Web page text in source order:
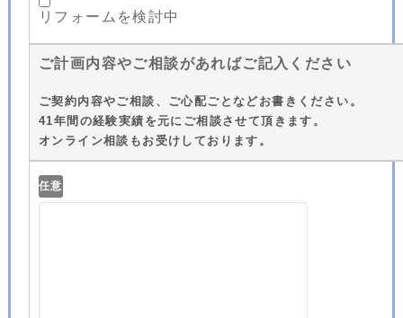
リフォームを検討中
ご計画内容やご相談があればご記入ください
ご契約内容やご相談、ご心配ごとなどお書きください。
41年間の経験実績を元にご相談させて頂きます。
オンライン相談もお受けしております。
任意